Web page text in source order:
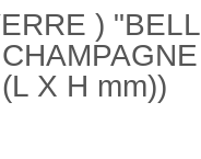
)
X H mm))